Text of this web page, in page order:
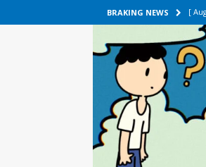
BRAKING NEWS [
သတ
[
[
[